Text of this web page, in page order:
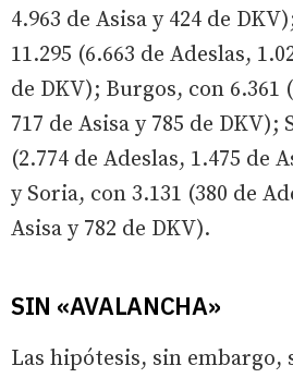
4.963 de Asisa y 424 de
11.295 (6.663 de Adeslas,
de DKV); Burgos, con 6.361
717 de Asisa y 785 de DKV);
(2.774 de Adeslas, 1.475 de
y Soria, con 3.131 (380 de
Asisa y 782 de DKV).
SIN «AVALANCHA»
Las hipótesis, sin embargo,